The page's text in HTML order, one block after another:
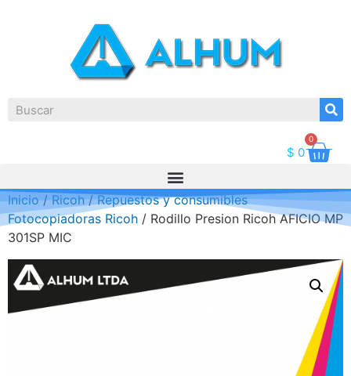
$ 0
0
Inicio/Ricoh/Repuestos y consumibles
Fotocopiadoras Ricoh / Rodillo Presion Ricoh AFICIO MP
301SP MIC